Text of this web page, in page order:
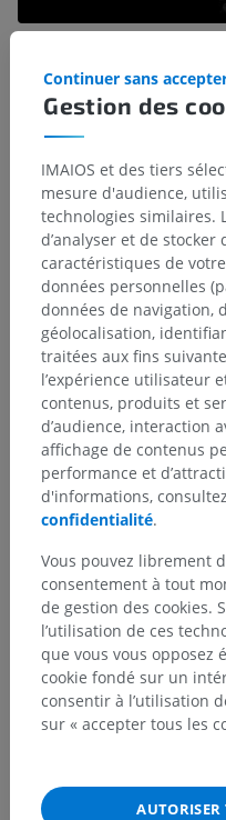
Hiérarchie
Gestion des
Continuer sans
IMAIOS et des tiers
mesure d'audience,
technologies similaires.
d’analyser et de
caractéristiques de
données personnelles
données de navigation,
géolocalisation,
traitées aux fins
l’expérience utilisateur
contenus, produits et
d’audience, interaction
affichage de contenus
performance et
d'informations,
confidentialité.
Vous pouvez librement
consentement à tout
de gestion des cookies.
l’utilisation de ces
que vous vous opposez
cookie fondé sur un
consentir à l’utilisation
sur « accepter tous les
AUTORISER